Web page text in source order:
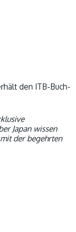
den ITB-Buch-
Japan wissen
der begehrten